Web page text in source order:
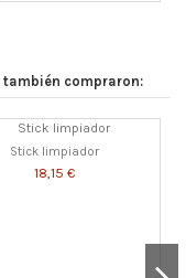
también compraron:
Stick limpiador
18,15 €